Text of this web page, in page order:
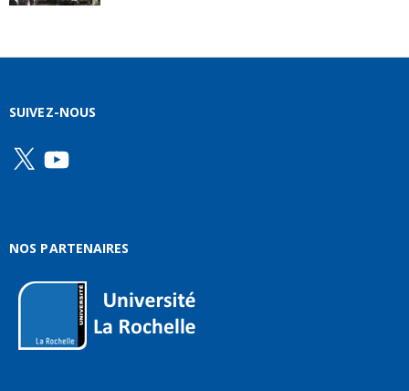
SUIVEZ-NOUS
X YouTube
NOS PARTENAIRES